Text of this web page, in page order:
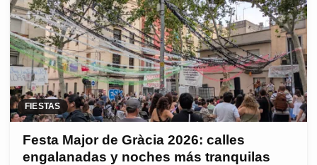
FIESTAS
Festa Major de Gràcia 2026: calles
engalanadas y noches más tranquilas